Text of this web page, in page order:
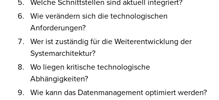
Wie verändern sich die technologischen
Anforderungen?
Wer ist zuständig für die Weiterentwicklung der
Systemarchitektur?
Wo liegen kritische technologische
Abhängigkeiten?
Wie kann das Datenmanagement optimiert werden?